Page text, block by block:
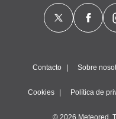
Contacto Sobre
Cookies Política de
© 2026 Meteored.